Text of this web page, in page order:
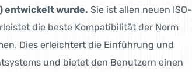
entwickelt wurde. Sie ist allen neuen ISO-
die beste Kompatibilität der Norm
Dies erleichtert die Einführung und
und bietet den Benutzern einen